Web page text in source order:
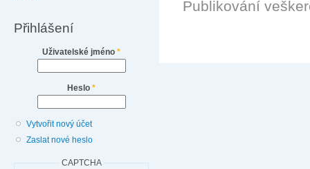
Přihlášení
Uživatelské jméno *
Heslo *
Vytvořit nový účet
Zaslat nové heslo
CAPTCHA
Publikování